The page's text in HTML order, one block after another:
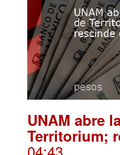
UNAM abre
Territorium;
04:43